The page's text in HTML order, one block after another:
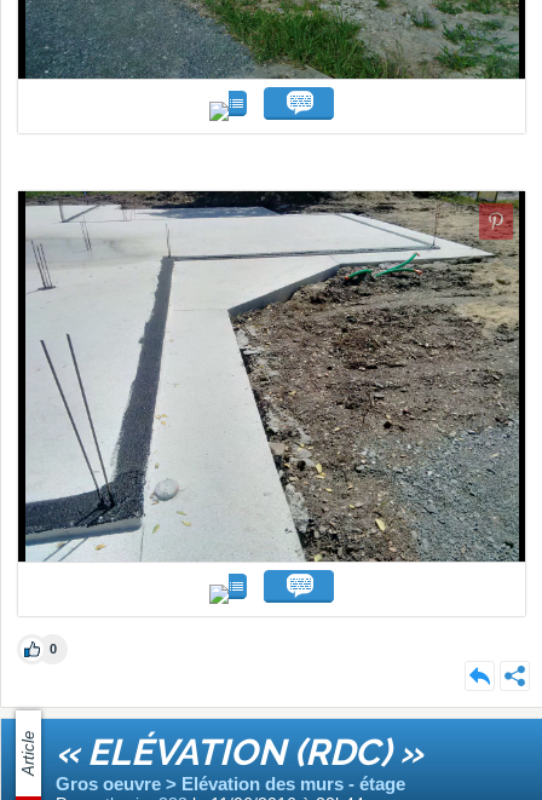
0
Article « ELÉVATION (RDC) »
Gros oeuvre > Elévation des murs - étage